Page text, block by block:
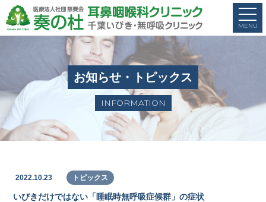
お知らせ・トピックス
INFORMATION
2022.10.23 トピックス
いびきだけではない「睡眠時無呼吸症候群」の症状